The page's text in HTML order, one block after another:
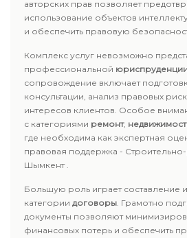
авторских прав позволяет
использование объектов
и обеспечить правовую
Комплекс услуг невозможно
профессиональной
сопровождение включает
консультации, анализ правовых
интересов клиентов. Особое
с категориями ремонт,
где необходима как экспертная
правовая поддержка -
Шымкент .
Большую роль играет составление
категории договоры. Грамотно
документы позволяют
финансовых потерь и обеспечить